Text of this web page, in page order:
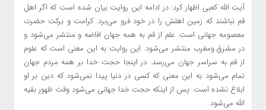
آیت الله کعبی اظهار کرد: در ادامه این روایت بیان شده است که اگر اهل
قم نباشند که زمین اهلش را در خود فرو می‌برد. کرامت و برکت حضرت
معصومه جهانی است. علم از قم به همه جهان افاضه و منتشر می‌شود و
در مشرقومغرب منتشر می‌شود. این روایت به این معنی است که علوم
از قم به سراسر جهان می‌رسد. در اینجا حجت خدا بر همه مردم جهان
تمام می‌شود به این معنی که کسی در دنیا پیدا نمی‌شود که دین بر او
ابلاغ نشده است. پس از اینکه حجت خدا جهانی می‌شود وقت ظهور بقیه
الله می‌شود.